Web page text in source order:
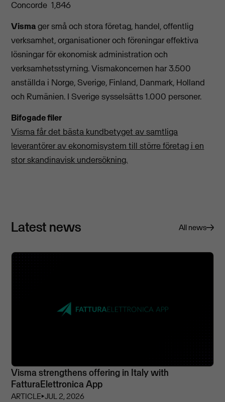
Concorde 1,846
Vismager små och stora företag, handel, offentlig
verksamhet, organisationer och föreningar effektiva
lösningar för ekonomisk administration och
verksamhetsstyrning. Vismakoncernen har 3.500
anställda i Norge, Sverige, Finland, Danmark, Holland
och Rumänien. I Sverige sysselsätts 1.000 personer.
Bifogade filer
Visma får det bästa kundbetyget av samtliga
leverantörer av ekonomisystem till större företag i en
stor skandinavisk undersökning.
Latest news All news
Visma strengthens offering in Italy with
FatturaElettronica App
ARTICLE⏵JUL 2, 2026